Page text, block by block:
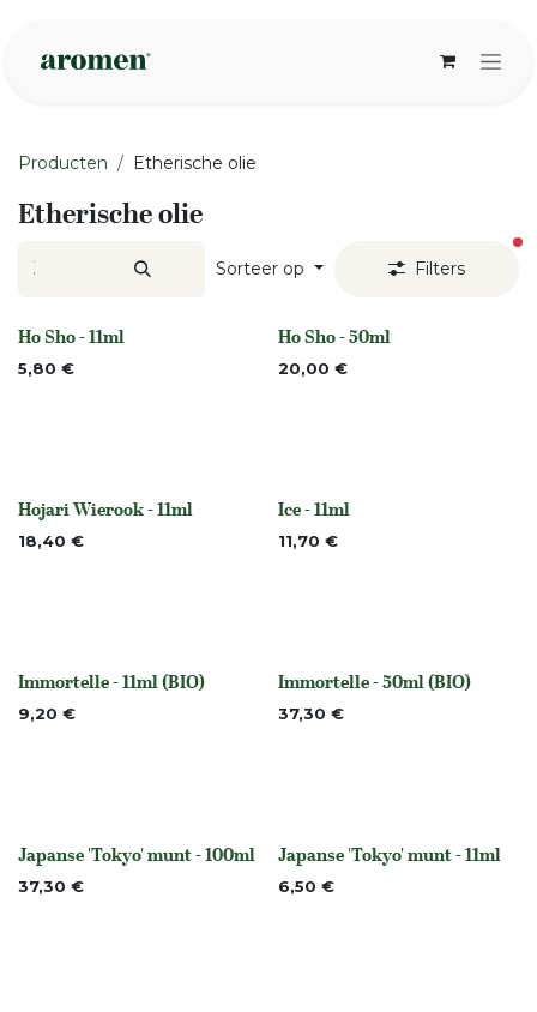
Producten Etherische olie
Etherische olie
Sorteer op Filters
None
Ho Sho - 11ml
5,80 € None
Ho Sho - 50ml
20,00 €
None
Hojari Wierook - 11ml
18,40 € None
Ice - 11ml
11,70 €
None
Immortelle - 11ml (BIO)
9,20 € None
Immortelle - 50ml (BIO)
37,30 €
Niet op voorraad
Japanse 'Tokyo' munt - 100ml
37,30 € Niet op voorraad
Japanse 'Tokyo' munt - 11ml
6,50 €